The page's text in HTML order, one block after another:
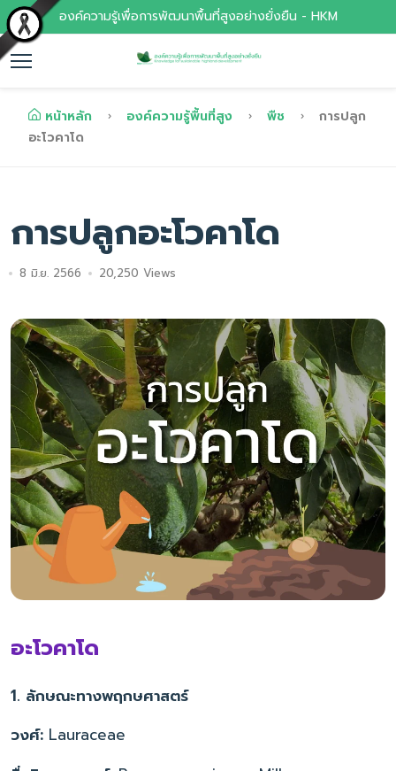
องค์ความรู้เพื่อการพัฒนาพื้นที่สูงอย่างยั่งยืน - HKM
หน้าหลัก องค์ความรู้พื้นที่สูง พืช
การปลูก
อะโวคาโด
การปลูกอะโวคาโด
8 มิ.ย. 2566 20,250 Views
อะโวคาโด
1. ลักษณะทางพฤกษศาสตร์
วงศ์: Lauraceae